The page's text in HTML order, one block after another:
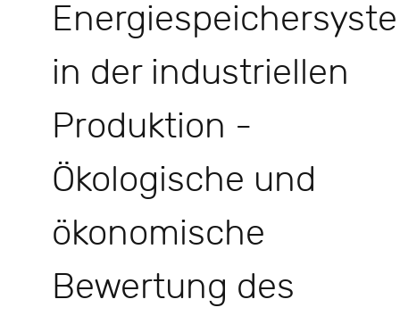
in der industriellen
Produktion -
Ökologische und
ökonomische
Bewertung des